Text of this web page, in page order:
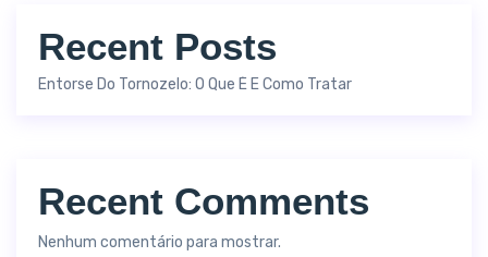
Recent Posts
Entorse Do Tornozelo: O Que É E Como Tratar
Recent Comments
Nenhum comentário para mostrar.